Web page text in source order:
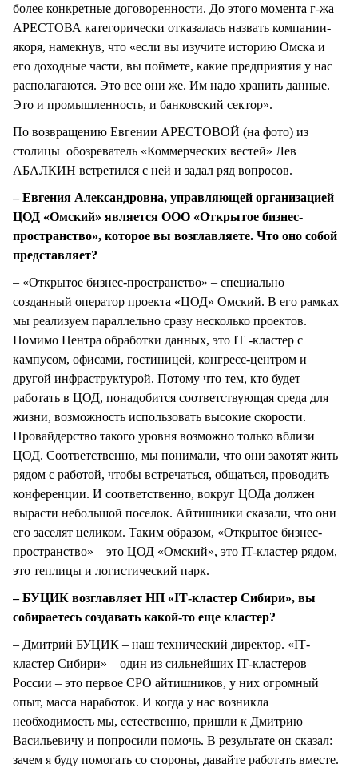
более конкретные договоренности. До этого момента г-жа
АРЕСТОВА категорически отказалась назвать компании-
якоря, намекнув, что «если вы изучите историю Омска и
его доходные части, вы поймете, какие предприятия у нас
располагаются. Это все они же. Им надо хранить данные.
Это и промышленность, и банковский сектор».
По возвращению Евгении АРЕСТОВОЙ (на фото) из
столицы обозреватель «Коммерческих вестей» Лев
АБАЛКИН встретился с ней и задал ряд вопросов.
– Евгения Александровна, управляющей организацией
ЦОД «Омский» является ООО «Открытое бизнес-
пространство», которое вы возглавляете. Что оно собой
представляет?
– «Открытое бизнес-пространство» – специально
созданный оператор проекта «ЦОД» Омский. В его рамках
мы реализуем параллельно сразу несколько проектов.
Помимо Центра обработки данных, это IТ -кластер с
кампусом, офисами, гостиницей, конгресс-центром и
другой инфраструктурой. Потому что тем, кто будет
работать в ЦОД, понадобится соответствующая среда для
жизни, возможность использовать высокие скорости.
Провайдерство такого уровня возможно только вблизи
ЦОД. Соответственно, мы понимали, что они захотят жить
рядом с работой, чтобы встречаться, общаться, проводить
конференции. И соответственно, вокруг ЦОДа должен
вырасти небольшой поселок. Айтишники сказали, что они
его заселят целиком. Таким образом, «Открытое бизнес-
пространство» – это ЦОД «Омский», это IT-кластер рядом,
это теплицы и логистический парк.
– БУЦИК возглавляет НП «IТ-кластер Сибири», вы
собираетесь создавать какой-то еще кластер?
– Дмитрий БУЦИК – наш технический директор. «IТ-
кластер Сибири» – один из сильнейших IТ-кластеров
России – это первое СРО айтишников, у них огромный
опыт, масса наработок. И когда у нас возникла
необходимость мы, естественно, пришли к Дмитрию
Васильевичу и попросили помочь. В результате он сказал:
зачем я буду помогать со стороны, давайте работать вместе.